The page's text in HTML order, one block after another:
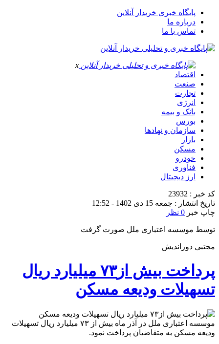
پایگاه خبری خریدار آنلاین
درباره ما
تماس با ما
x
اقتصاد
صنعت
تجارت
انرژی
بانک و بیمه
بورس
سازمان و نهادها
بازار
مسکن
خودرو
فناوری
ارز دیجیتال
کد خبر : 23932
تاریخ انتشار : جمعه 15 دی 1402 - 12:52
چاپ خبر 0 نظر
توسط موسسه اعتباری ملل صورت گرفت
مجتبی دوراندیش
پرداخت بیش از۷۳ میلیارد ریال
تسهیلات ودیعه مسکن
موسسه اعتباری ملل در آذر ماه بیش از ۷۳ میلیارد ریال تسهیلات
ودیعه مسکن به متقاضیان پرداخت نمود.